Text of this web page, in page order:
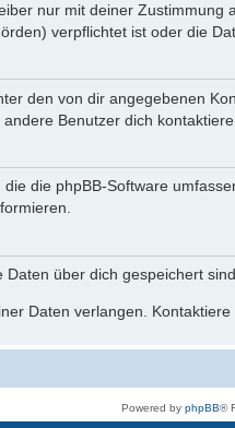
nur mit deiner
verpflichtet ist oder die
den von dir angegebenen
Benutzer dich
die phpBB-Software
über dich gespeichert sind.
Daten verlangen.
Powered by phpBB®